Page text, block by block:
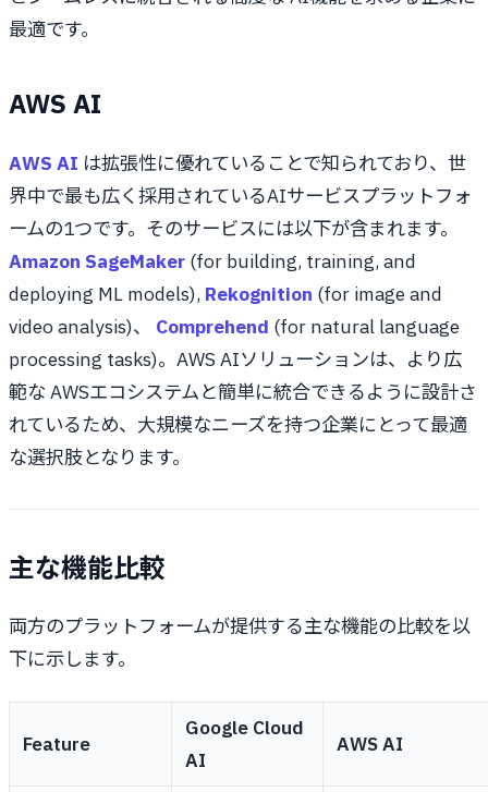
最適です。
AWS AI
AWS AI は拡張性に優れていることで知られており、世
界中で最も広く採用されているAIサービスプラットフォ
ームの1つです。そのサービスには以下が含まれます。
Amazon SageMaker (for building, training, and
deploying ML models), Rekognition (for image and
video analysis)、 Comprehend (for natural language
processing tasks)。AWS AIソリューションは、より広
範な AWSエコシステムと簡単に統合できるように設計さ
れているため、大規模なニーズを持つ企業にとって最適
な選択肢となります。
主な機能比較
両方のプラットフォームが提供する主な機能の比較を以
下に示します。
Feature
Google Cloud
AI
AWS AI